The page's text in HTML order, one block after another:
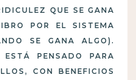
QUE SE GANA
POR EL SISTEMA
SE GANA ALGO).
ESTÁ PENSADO PARA
CON BENEFICIOS